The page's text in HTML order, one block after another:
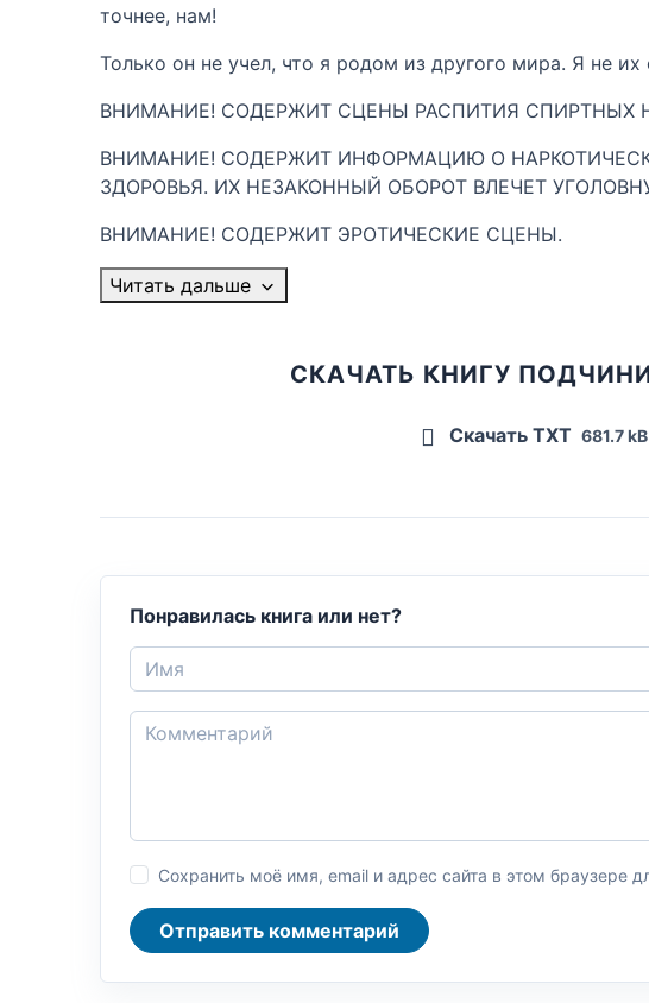
точнее, нам!
Только он не учел, что я родом из другого мира. Я не их
ВНИМАНИЕ! СОДЕРЖИТ СЦЕНЫ РАСПИТИЯ СПИРТНЫХ
ВНИМАНИЕ! СОДЕРЖИТ ИНФОРМАЦИЮ О
ЗДОРОВЬЯ. ИХ НЕЗАКОННЫЙ ОБОРОТ ВЛЕЧЕТ
ВНИМАНИЕ! СОДЕРЖИТ ЭРОТИЧЕСКИЕ СЦЕНЫ.
Читать дальше
СКАЧАТЬ КНИГУ
Скачать TXT 681.7 kB
Понравилась книга или нет?
Сохранить моё имя, email и адрес сайта в этом браузере
Отправить комментарий